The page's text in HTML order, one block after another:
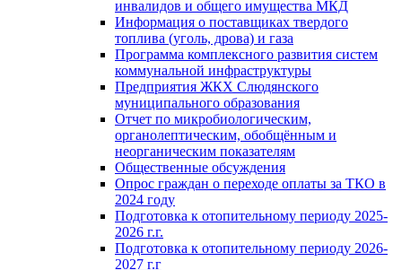
инвалидов и общего имущества МКД
Информация о поставщиках твердого
топлива (уголь, дрова) и газа
Программа комплексного развития систем
коммунальной инфраструктуры
Предприятия ЖКХ Слюдянского
муниципального образования
Отчет по микробиологическим,
органолептическим, обобщённым и
неорганическим показателям
Общественные обсуждения
Опрос граждан о переходе оплаты за ТКО в
2024 году
Подготовка к отопительному периоду 2025-
2026 г.г.
Подготовка к отопительному периоду 2026-
2027 г.г